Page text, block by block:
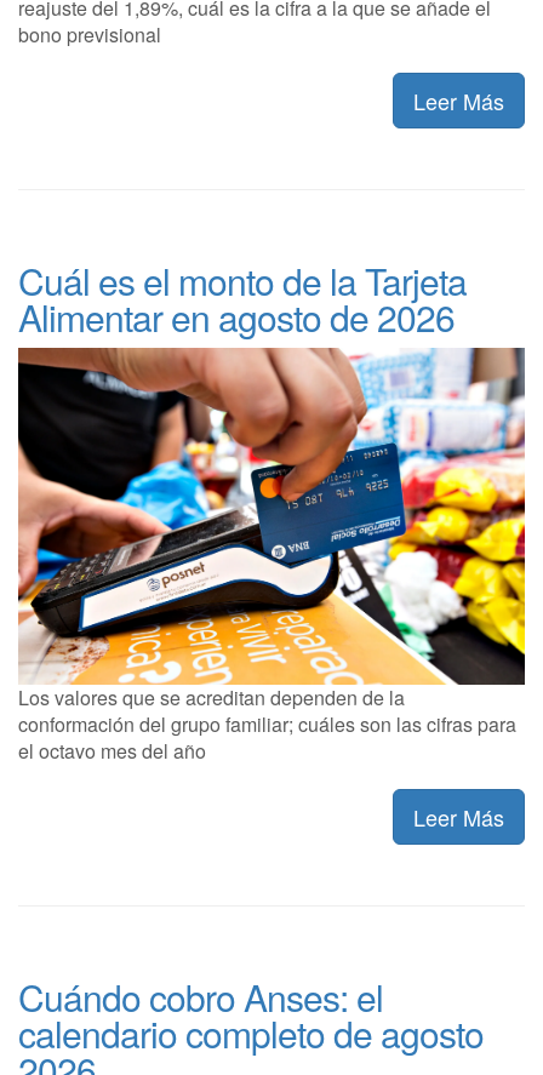
reajuste del 1,89%, cuál es la cifra a la que se añade el
bono previsional
Leer Más
Cuál es el monto de la Tarjeta
Alimentar en agosto de 2026
Los valores que se acreditan dependen de la
conformación del grupo familiar; cuáles son las cifras para
el octavo mes del año
Leer Más
Cuándo cobro Anses: el
calendario completo de agosto